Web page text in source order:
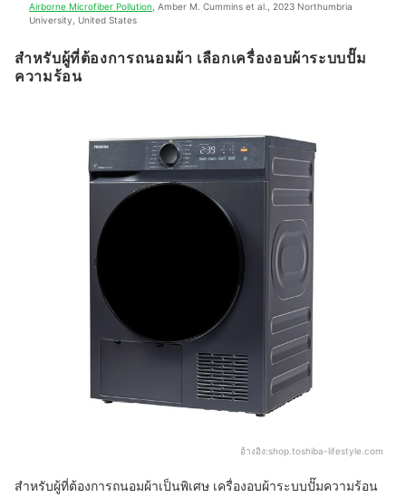
Airborne Microfiber Pollution , Amber M. Cummins et al., 2023 Northumbria
University, United States
สำหรับผู้ที่ต้องการถนอมผ้า เลือกเครื่องอบผ้าระบบปั๊ม
ความร้อน
อ้างอิง:shop.toshiba-lifestyle.com
สำหรับผู้ที่ต้องการถนอมผ้าเป็นพิเศษ เครื่องอบผ้าระบบปั๊มความร้อน